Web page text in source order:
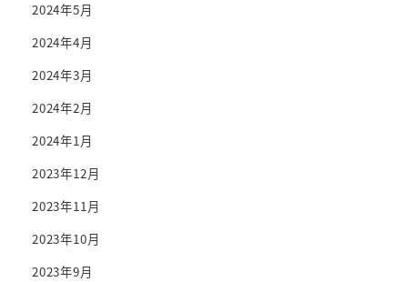
2024年5月
2024年4月
2024年3月
2024年2月
2024年1月
2023年12月
2023年11月
2023年10月
2023年9月